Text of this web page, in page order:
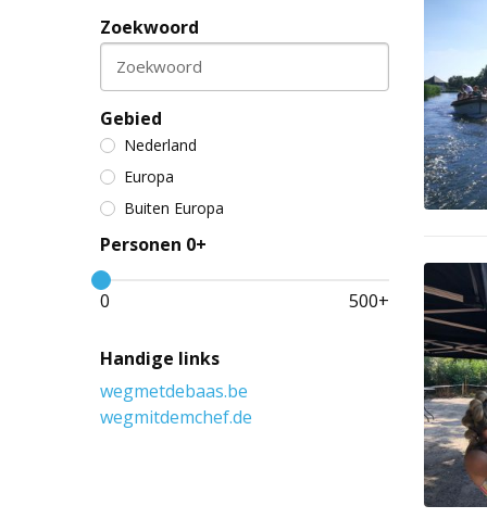
Zoekwoord
Zoekwoord
Gebied
Nederland
Europa
Buiten Europa
Personen 0+
0 500+
Handige links
wegmetdebaas.be
wegmitdemchef.de